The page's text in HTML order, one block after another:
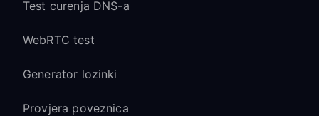
Test curenja DNS-a
WebRTC test
Generator lozinki
Provjera poveznica